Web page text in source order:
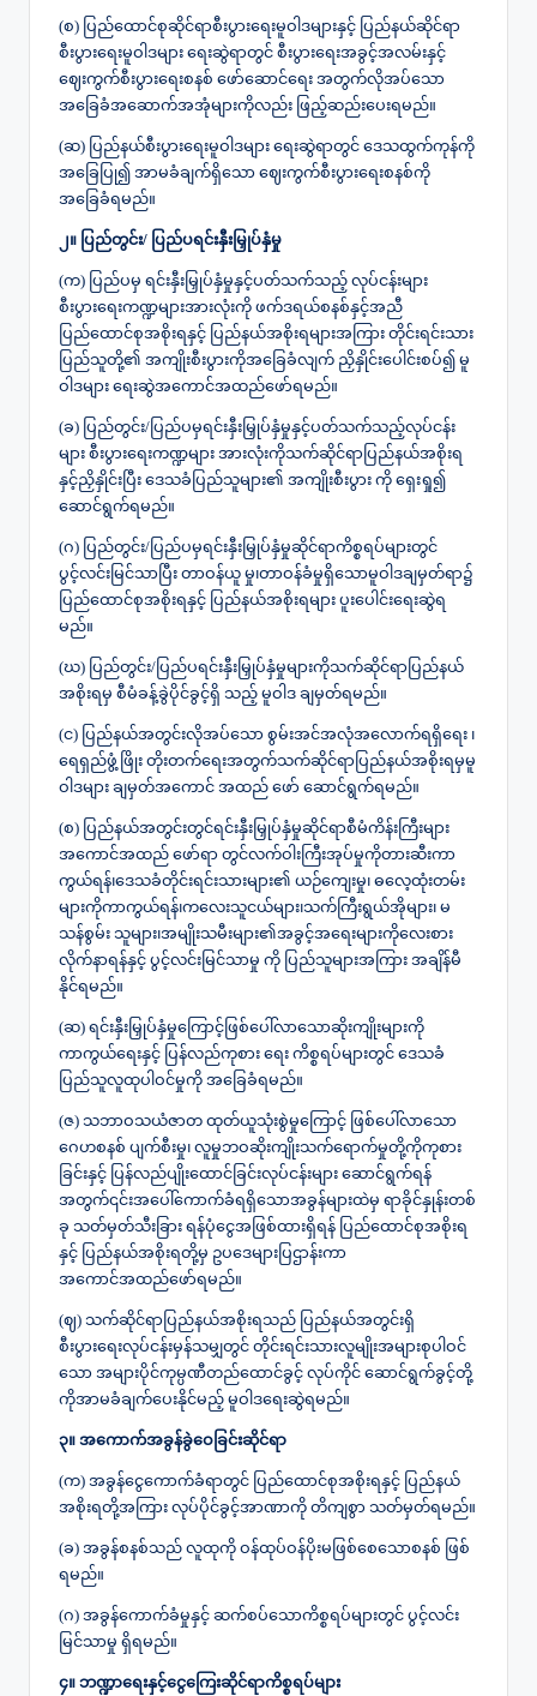
(စ) ပြည်ထောင်စုဆိုင်ရာစီးပွားရေးမူဝါဒများနှင့် ပြည်နယ်ဆိုင်ရာ
စီးပွားရေးမူဝါဒများ ရေးဆွဲရာတွင် စီးပွားရေးအခွင့်အလမ်းနှင့်
ဈေးကွက်စီးပွားရေးစနစ် ဖော်ဆောင်ရေး အတွက်လိုအပ်သော
အခြေခံအဆောက်အအုံများကိုလည်း ဖြည့်ဆည်းပေးရမည်။
(ဆ) ပြည်နယ်စီးပွားရေးမူဝါဒများ ရေးဆွဲရာတွင် ဒေသထွက်ကုန်ကို
အခြေပြု၍ အာမခံချက်ရှိသော ဈေးကွက်စီးပွားရေးစနစ်ကို
အခြေခံရမည်။
၂။ ပြည်တွင်း/ ပြည်ပရင်းနှီးမြှုပ်နှံမှု
(က) ပြည်ပမှ ရင်းနှီးမြှုပ်နှံမှုနှင့်ပတ်သက်သည့် လုပ်ငန်းများ
စီးပွားရေးကဏ္ဍများအားလုံးကို ဖက်ဒရယ်စနစ်နှင့်အညီ
ပြည်ထောင်စုအစိုးရနှင့် ပြည်နယ်အစိုးရများအကြား တိုင်းရင်းသား
ပြည်သူတို့၏ အကျိုးစီးပွားကိုအခြေခံလျက် ညှိနှိုင်းပေါင်းစပ်၍ မူ
ဝါဒများ ရေးဆွဲအကောင်အထည်ဖော်ရမည်။
(ခ) ပြည်တွင်း/ပြည်ပမှရင်းနှီးမြှုပ်နှံမှုနှင့်ပတ်သက်သည့်လုပ်ငန်း
များ စီးပွားရေးကဏ္ဍများ အားလုံးကိုသက်ဆိုင်ရာပြည်နယ်အစိုးရ
နှင့်ညှိနှိုင်းပြီး ဒေသခံပြည်သူများ၏ အကျိုးစီးပွား ကို ရှေးရှု၍
ဆောင်ရွက်ရမည်။
(ဂ) ပြည်တွင်း/ပြည်ပမှရင်းနှီးမြှုပ်နှံမှုဆိုင်ရာကိစ္စရပ်များတွင်
ပွင့်လင်းမြင်သာပြီး တာဝန်ယူ မှု၊တာဝန်ခံမှုရှိသောမူဝါဒချမှတ်ရာ၌
ပြည်ထောင်စုအစိုးရနှင့် ပြည်နယ်အစိုးရများ ပူးပေါင်းရေးဆွဲရ
မည်။
(ဃ) ပြည်တွင်း/ပြည်ပရင်းနှီးမြှုပ်နှံမှုများကိုသက်ဆိုင်ရာပြည်နယ်
အစိုးရမှ စီမံခန့်ခွဲပိုင်ခွင့်ရှိ သည့် မူဝါဒ ချမှတ်ရမည်။
(င) ပြည်နယ်အတွင်းလိုအပ်သော စွမ်းအင်အလုံအလောက်ရရှိရေး ၊
ရေရှည်ဖွံ့ဖြိုး တိုးတက်ရေးအတွက်သက်ဆိုင်ရာပြည်နယ်အစိုးရမှမူ
ဝါဒများ ချမှတ်အကောင် အထည် ဖော် ဆောင်ရွက်ရမည်။
(စ) ပြည်နယ်အတွင်းတွင်ရင်းနှီးမြှုပ်နှံမှုဆိုင်ရာစီမံကိန်းကြီးများ
အကောင်အထည် ဖော်ရာ တွင်လက်ဝါးကြီးအုပ်မှုကိုတားဆီးကာ
ကွယ်ရန်၊ဒေသခံတိုင်းရင်းသားများ၏ ယဉ်ကျေးမှု၊ ဓလေ့ထုံးတမ်း
များကိုကာကွယ်ရန်၊ကလေးသူငယ်များ၊သက်ကြီးရွယ်အိုများ၊ မ
သန်စွမ်း သူများ၊အမျိုးသမီးများ၏အခွင့်အရေးများကိုလေးစား
လိုက်နာရန်နှင့် ပွင့်လင်းမြင်သာမှု ကို ပြည်သူများအကြား အချိန်မီ
နိုင်ရမည်။
(ဆ) ရင်းနှီးမြှုပ်နှံမှုကြောင့်ဖြစ်ပေါ်လာသောဆိုးကျိုးများကို
ကာကွယ်ရေးနှင့် ပြန်လည်ကုစား ရေး ကိစ္စရပ်များတွင် ဒေသခံ
ပြည်သူလူထုပါဝင်မှုကို အခြေခံရမည်။
(ဇ) သဘာဝသယံဇာတ ထုတ်ယူသုံးစွဲမှုကြောင့် ဖြစ်ပေါ်လာသော
ဂေဟစနစ် ပျက်စီးမှု၊ လူမှုဘဝဆိုးကျိုးသက်ရောက်မှုတို့ကိုကုစား
ခြင်းနှင့် ပြန်လည်ပျိုးထောင်ခြင်းလုပ်ငန်းများ ဆောင်ရွက်ရန်
အတွက်၎င်းအပေါ်ကောက်ခံရရှိသောအခွန်များထဲမှ ရာခိုင်နှုန်းတစ်
ခု သတ်မှတ်သီးခြား ရန်ပုံငွေအဖြစ်ထားရှိရန် ပြည်ထောင်စုအစိုးရ
နှင့် ပြည်နယ်အစိုးရတို့မှ ဥပဒေများပြဌာန်းကာ
အကောင်အထည်ဖော်ရမည်။
(ဈ) သက်ဆိုင်ရာပြည်နယ်အစိုးရသည် ပြည်နယ်အတွင်းရှိ
စီးပွားရေးလုပ်ငန်းမှန်သမျှတွင် တိုင်းရင်းသားလူမျိုးအများစုပါဝင်
သော အများပိုင်ကုမ္ပဏီတည်ထောင်ခွင့် လုပ်ကိုင် ဆောင်ရွက်ခွင့်တို့
ကိုအာမခံချက်ပေးနိုင်မည့် မူဝါဒရေးဆွဲရမည်။
၃။ အကောက်အခွန်ခွဲဝေခြင်းဆိုင်ရာ
(က) အခွန်ငွေကောက်ခံရာတွင် ပြည်ထောင်စုအစိုးရနှင့် ပြည်နယ်
အစိုးရတို့အကြား လုပ်ပိုင်ခွင့်အာဏာကို တိကျစွာ သတ်မှတ်ရမည်။
(ခ) အခွန်စနစ်သည် လူထုကို ဝန်ထုပ်ဝန်ပိုးမဖြစ်စေသောစနစ် ဖြစ်
ရမည်။
(ဂ) အခွန်ကောက်ခံမှုနှင့် ဆက်စပ်သောကိစ္စရပ်များတွင် ပွင့်လင်း
မြင်သာမှု ရှိရမည်။
၄။ ဘဏ္ဍာရေးနှင့်ငွေကြေးဆိုင်ရာကိစ္စရပ်များ